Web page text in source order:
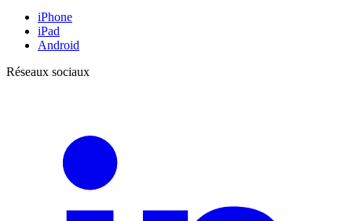
iPhone
iPad
Android
Réseaux sociaux